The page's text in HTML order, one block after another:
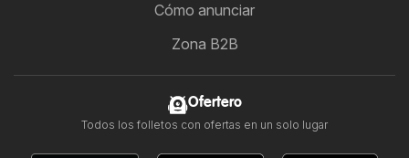
Cómo anunciar
Zona B2B
Ofertero
Todos los folletos con ofertas en un solo lugar